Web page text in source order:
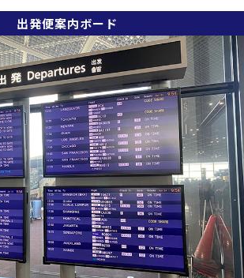
出発便案内ボード